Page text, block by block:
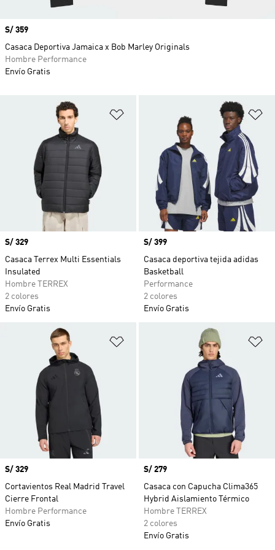
Añadir a la lista de deseos
Precio
S/ 329
Casaca Terrex Multi Essentials
Insulated
Hombre TERREX
2 colores
Envío Gratis
Precio
S/ 399
Casaca deportiva tejida adidas
Basketball
Performance
2 colores
Envío Gratis
Añadir a la lista de deseos
Precio
S/ 329
Cortavientos Real Madrid Travel
Cierre Frontal
Hombre Performance
Envío Gratis
Precio
S/ 279
Casaca con Capucha Clima365
Hybrid Aislamiento Térmico
Hombre TERREX
2 colores
Envío Gratis
Precio
S/ 359
Casaca Deportiva Jamaica x Bob Marley Originals
Hombre Performance
Envío Gratis